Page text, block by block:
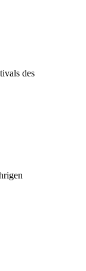
des